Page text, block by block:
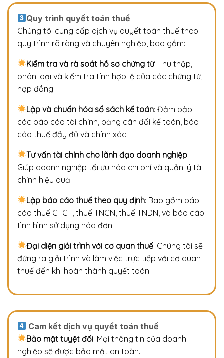
Quy trình quyết toán thuế
Chúng tôi cung cấp dịch vụ quyết toán thuế theo
quy trình rõ ràng và chuyên nghiệp, bao gồm:
Kiểm tra và rà soát hồ sơ chứng từ: Thu thập,
phân loại và kiểm tra tính hợp lệ của các chứng từ,
hợp đồng.
Lập và chuẩn hóa sổ sách kế toán: Đảm bảo
các báo cáo tài chính, bảng cân đối kế toán, báo
cáo thuế đầy đủ và chính xác.
Tư vấn tài chính cho lãnh đạo doanh nghiệp:
Giúp doanh nghiệp tối ưu hóa chi phí và quản lý tài
chính hiệu quả.
Lập báo cáo thuế theo quy định: Bao gồm báo
cáo thuế GTGT, thuế TNCN, thuế TNDN, và báo cáo
tình hình sử dụng hóa đơn.
Đại diện giải trình với cơ quan thuế: Chúng tôi sẽ
đứng ra giải trình và làm việc trực tiếp với cơ quan
thuế đến khi hoàn thành quyết toán.
Cam kết dịch vụ quyết toán thuế
Bảo mật tuyệt đối: Mọi thông tin của doanh
nghiệp sẽ được bảo mật an toàn.